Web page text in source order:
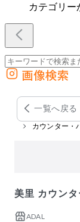
カテゴリー
外部サイトの商品を
他のサイトで見つけた商
画像検索
一覧へ戻る
カウンター・
美里 カウンタ
ADAL